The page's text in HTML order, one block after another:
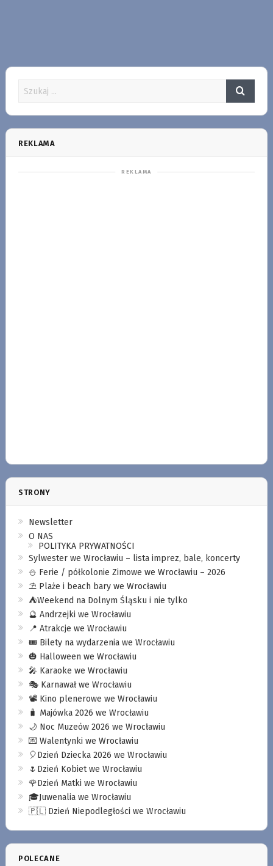
REKLAMA
STRONY
Newsletter
O NAS
POLITYKA PRYWATNOŚCI
Sylwester we Wrocławiu – lista imprez, bale, koncerty
⛄️ Ferie / półkolonie Zimowe we Wrocławiu – 2026
⛱️ Plaże i beach bary we Wrocławiu
⛺️Weekend na Dolnym Śląsku i nie tylko
🔮 Andrzejki we Wrocławiu
📍 Atrakcje we Wrocławiu
🎟️ Bilety na wydarzenia we Wrocławiu
🎃 Halloween we Wrocławiu
🎤 Karaoke we Wrocławiu
🎭 Karnawał we Wrocławiu
📽️ Kino plenerowe we Wrocławiu
🧳 Majówka 2026 we Wrocławiu
🌙 Noc Muzeów 2026 we Wrocławiu
💌 Walentynki we Wrocławiu
🎈Dzień Dziecka 2026 we Wrocławiu
🌷Dzień Kobiet we Wrocławiu
🌹Dzień Matki we Wrocławiu
🎓Juwenalia we Wrocławiu
🇵🇱 Dzień Niepodległości we Wrocławiu
POLECANE